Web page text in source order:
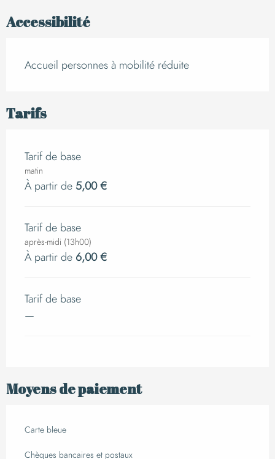
Accessibilité
Accueil personnes à mobilité réduite
Tarifs
Tarif de base
matin
À partir de 5,00 €
Tarif de base
après-midi (13h00)
À partir de 6,00 €
Tarif de base
—
Moyens de paiement
Carte bleue
Chèques bancaires et postaux